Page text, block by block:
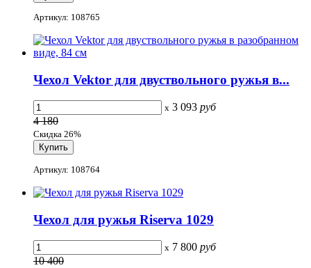
Артикул: 108765
Чехол Vektor для двуствольного ружья в...
x 3 093 руб
4 180
Скидка 26%
Артикул: 108764
Чехол для ружья Riserva 1029
x 7 800 руб
10 400